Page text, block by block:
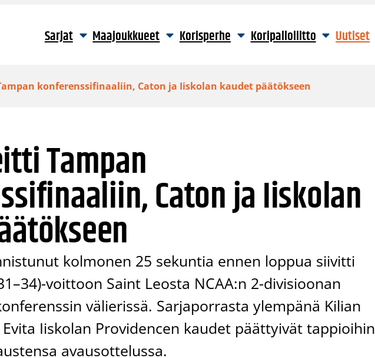
Sarjat Maajoukkueet Korisperhe Koripalloliitto Uutiset
konferenssifinaaliin, Caton ja Iiskolan kaudet päätökseen
Tampan
Caton ja Iiskolan
kolmonen 25 sekuntia ennen loppua siivitti
voittoon Saint Leosta NCAA:n 2-divisioonan
välierissä. Sarjaporrasta ylempänä Kilian
Iiskolan Providencen kaudet päättyivät tappioihin
avausottelussa.